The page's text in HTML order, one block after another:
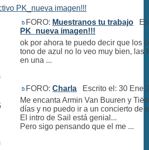
PK_nueva imagen!!!
FORO: Muestranos tu trabajo
PK_nueva imagen!!!
ok por ahora te puedo decir que los
tono de azul no lo veo muy bien, las
en una ...
FORO:Charla Escrito el: 30 Ene
Me encanta Armin Van Buuren y
días y no puedo ir a un concierto de
El intro de Sail está genial...
Pero sigo pensando que el me ...